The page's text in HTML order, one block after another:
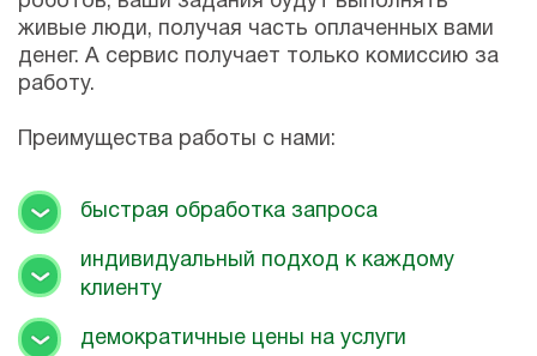
живые люди, получая часть оплаченных вами
денег. А сервис получает только комиссию за
работу.
Преимущества работы с нами:
быстрая обработка запроса
индивидуальный подход к каждому
клиенту
демократичные цены на услуги